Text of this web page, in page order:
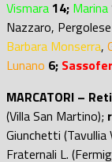
Vismara14; Marina
Nazzaro, Pergolese
Barbara Monserra,
Lunano 6;
MARCATORI –
(Villa San Martino);
Giunchetti (Tavullia
Fraternali L.